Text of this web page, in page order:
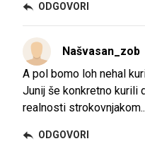
ODGOVORI
Našvasan_zob
A pol bomo loh nehal
Junij še konkretno kurili
realnosti
ODGOVORI